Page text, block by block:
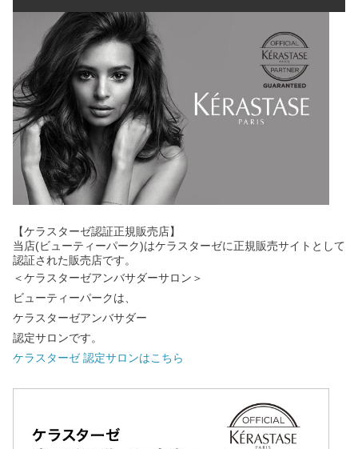
【ケラスターゼ認証正規販売店】
当店(ビューティーパーク)はケラスターゼに正規販売サイトとして
認証された販売店です。
＜ケラスターゼアンバサダーサロン＞
ビューティーパークは、
ケラスターゼアンバサダー
認定サロンです。
ケラスターゼ 認定サロンはこちら